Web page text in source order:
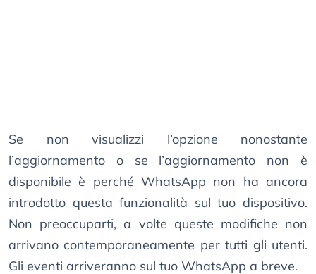
Se non visualizzi l’opzione nonostante
l’aggiornamento o se l’aggiornamento non è
disponibile è perché WhatsApp non ha ancora
introdotto questa funzionalità sul tuo dispositivo.
Non preoccuparti, a volte queste modifiche non
arrivano contemporaneamente per tutti gli utenti.
Gli eventi arriveranno sul tuo WhatsApp a breve.